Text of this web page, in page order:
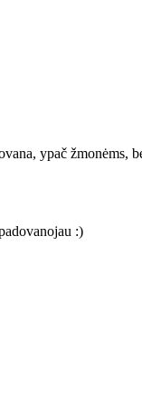
ypač žmonėms,
:)